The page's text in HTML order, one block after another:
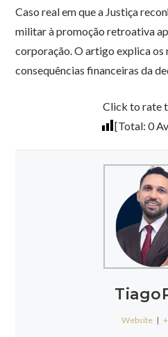
Caso real em que a Justiça
militar à promoção retroativa
corporação. O artigo explica os
consequências financeiras da
Click to rate
[Total: 0
Website |